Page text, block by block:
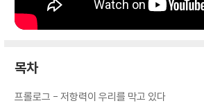
목차
프롤로그 - 저항력이 우리를 막고 있다